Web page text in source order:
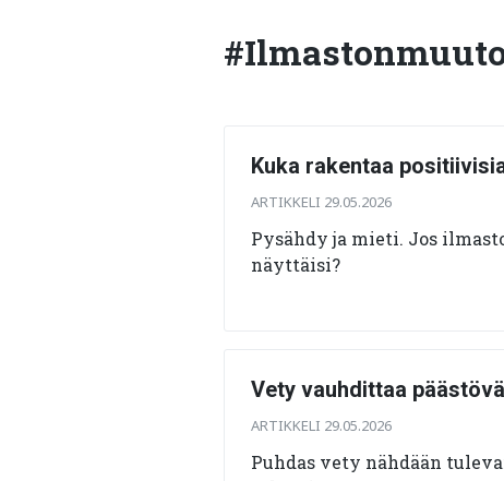
Kuka rakentaa
ARTIKKELI 29.05.2026
Pysähdy ja mieti. Jos
näyttäisi?
Vety vauhdittaa
ARTIKKELI 29.05.2026
Puhdas vety nähdään